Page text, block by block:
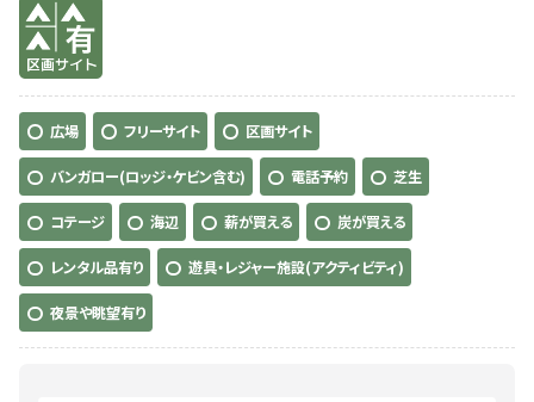
有り
広場 フリーサイト 区画サイト
バンガロー(ロッジ・ケビン含む) 電話予約 芝生
コテージ 海辺 薪が買える 炭が買える
レンタル品有り 遊具・レジャー施設(アクティビティ)
夜景や眺望有り